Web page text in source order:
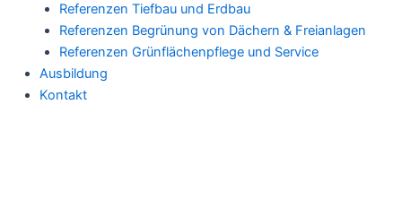
Referenzen Tiefbau und Erdbau
Referenzen Begrünung von Dächern & Freianlagen
Referenzen Grünflächenpflege und Service
Ausbildung
Kontakt